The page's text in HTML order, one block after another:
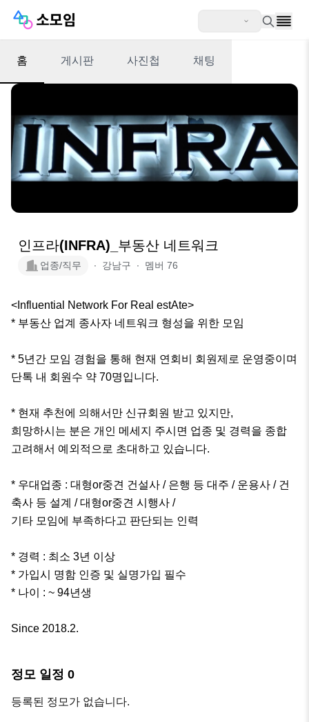
홈 게시판 사진첩 채팅
인프라(INFRA)_부동산 네트워크
업종/직무 ∙ 강남구 ∙ 멤버 76
<Influential Network For Real estAte>
* 부동산 업계 종사자 네트워크 형성을 위한 모임
* 5년간 모임 경험을 통해 현재 연회비 회원제로 운영중이며
단톡 내 회원수 약 70명입니다.
* 현재 추천에 의해서만 신규회원 받고 있지만,
희망하시는 분은 개인 메세지 주시면 업종 및 경력을 종합
고려해서 예외적으로 초대하고 있습니다.
* 우대업종 : 대형or중견 건설사 / 은행 등 대주 / 운용사 / 건
축사 등 설계 / 대형or중견 시행사 /
기타 모임에 부족하다고 판단되는 인력
* 경력 : 최소 3년 이상
* 가입시 명함 인증 및 실명가입 필수
* 나이 : ~ 94년생
Since 2018.2.
정모 일정 0
등록된 정모가 없습니다.